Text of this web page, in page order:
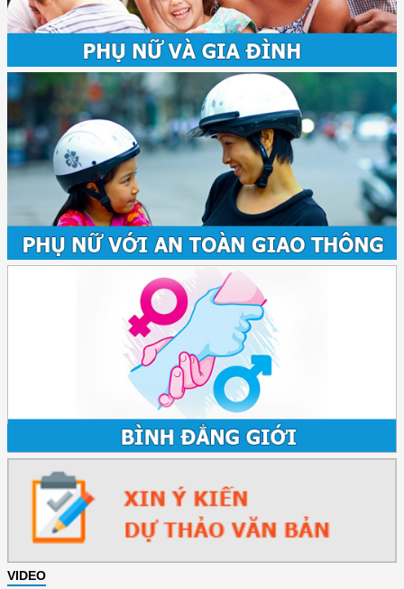
VIDEO